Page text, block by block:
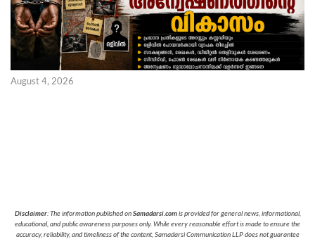
August 4, 2026
Disclaimer: The information published onSamadarsi.comis provided for general news, informational,
educational, and public awareness purposes only. While every reasonable effort is made to ensure the
accuracy, reliability, and timeliness of the content, Samadarsi Communication LLP does not guarantee